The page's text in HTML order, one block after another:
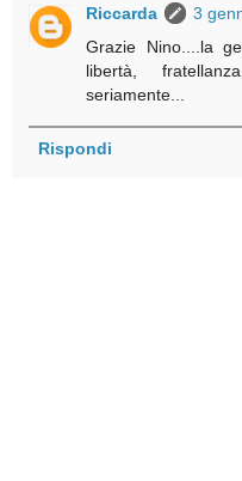
Riccarda
3
Grazie Nino....la
libertà,
seriamente...
Rispondi